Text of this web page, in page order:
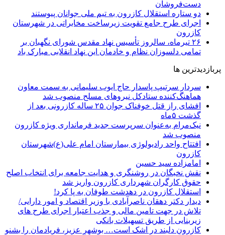
دست‌فروشان
دو ستاره استقلال کازرون به تیم ملی جوانان پیوستند
اجرای طرح جامع تقویت زیرساخت مخابراتی در شهرستان
کازرون
۲۶ تیرماه، سالروز تأسیس نهاد مقدس شورای نگهبان بر
تمامی دلسوزان نظام و خادمان این نهاد انقلابی مبارک باد
پربازدیدترین ها
سردار سرتیپ پاسدار حاج ایوب سلیمانی به سمت معاون
هماهنگ‌کننده ستادکل نیروهای مسلح منصوب شد
افشای راز قتل خوفناک جوان ۲۵ ساله کازرونی بعد از
گذشت ۵ماه
نیک‌مرام به‌عنوان سرپرست جدید فرمانداری ویژه کازرون
منصوب شد
افتتاح واحد رادیولوژی بیمارستان امام علی(ع)شهرستان
کازرون
امامزاده سید حسین
نقش نخبگان در روشنگری و هدایت‌ جامعه برای انتخاب اصلح
حقوق کارگران شهرداری کازرون واریز شد
استقلال کازرون در دهدشت طوفان به پا کرد!
دیدار دکتر دهقان ناصرآبادی با وزیر اقتصاد و امور دارایی/
تلاش در جهت تامین مالی و جذب اعتبار اجرای طرح های
زیربنایی از طریق تسهیلات بانکی
کازرونِ دلبند در اشک است… بوشهرِ عزیز، فریادمان را بشنو